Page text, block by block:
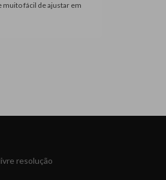
muito fácil de ajustar em
resolução